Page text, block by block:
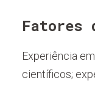
Fatores
Experiência
científicos;